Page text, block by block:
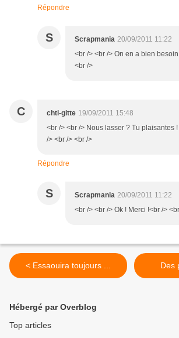
Répondre
S Scrapmania 20/09/2011 11:22
<br /> <br /> On en a bien
<br />
C chti-gitte 19/09/2011 15:48
<br /> <br /> Nous lasser ? Tu plaisantes
/> <br /> <br />
Répondre
S Scrapmania 20/09/2011 11:22
<br /> <br /> Ok ! Merci !<br />
< Essaouira toujours ...
Hébergé par Overblog
Top articles